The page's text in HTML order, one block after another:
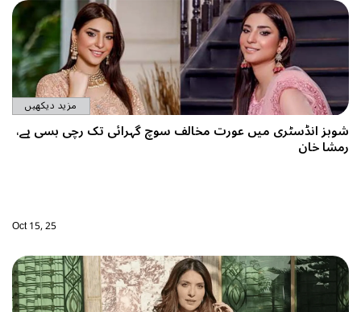
مزید دیکھیں
شوبز انڈسٹری میں عورت مخالف سوچ گہرائی تک رچی بسی ہے،
رمشا خان
Oct 15, 25